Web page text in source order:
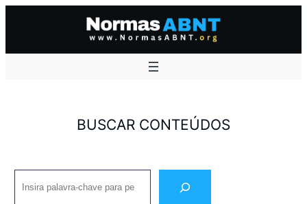
BUSCAR CONTEÚDOS
Pesquisar